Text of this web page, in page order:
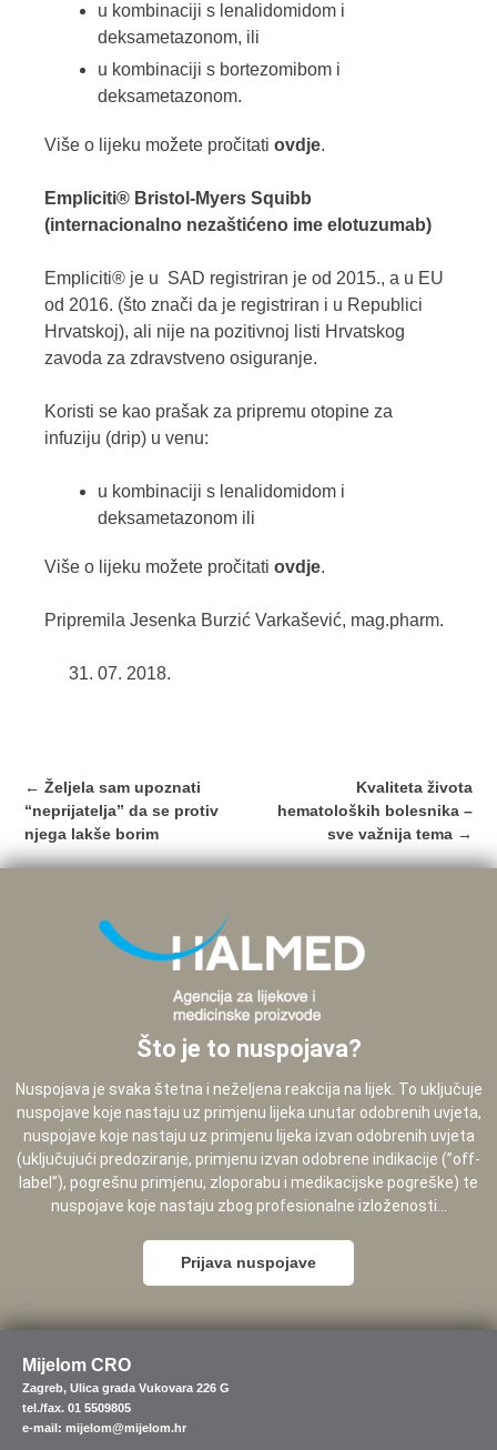
u kombinaciji s lenalidomidom i
deksametazonom, ili
u kombinaciji s bortezomibom i
deksametazonom.
Više o lijeku možete pročitati ovdje.
Empliciti® Bristol-Myers Squibb
(internacionalno nezaštićeno ime elotuzumab)
Empliciti® je u SAD registriran je od 2015., a u EU
od 2016. (što znači da je registriran i u Republici
Hrvatskoj), ali nije na pozitivnoj listi Hrvatskog
zavoda za zdravstveno osiguranje.
Koristi se kao prašak za pripremu otopine za
infuziju (drip) u venu:
u kombinaciji s lenalidomidom i
deksametazonom ili
Više o lijeku možete pročitati ovdje.
Pripremila Jesenka Burzić Varkašević, mag.pharm.
07. 2018.
Post
navigation
← Željela sam upoznati
“neprijatelja” da se protiv
njega lakše borim
Kvaliteta života
hematoloških bolesnika –
sve važnija tema →
Što je to nuspojava?
Nuspojava je svaka štetna i neželjena reakcija na lijek. To uključuje
nuspojave koje nastaju uz primjenu lijeka unutar odobrenih uvjeta,
nuspojave koje nastaju uz primjenu lijeka izvan odobrenih uvjeta
(uključujući predoziranje, primjenu izvan odobrene indikacije (”off-
label”), pogrešnu primjenu, zloporabu i medikacijske pogreške) te
nuspojave koje nastaju zbog profesionalne izloženosti...
Prijava nuspojave
Mijelom CRO
Zagreb, Ulica grada Vukovara 226 G
tel./fax. 01 5509805
e-mail: mijelom@mijelom.hr